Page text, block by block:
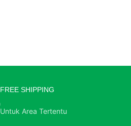
FREE SHIPPING
Untuk Area Tertentu